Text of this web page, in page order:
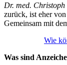
Dr. med. Christoph
zurück, ist eher
Gemeinsam mit
Wie
Was sind